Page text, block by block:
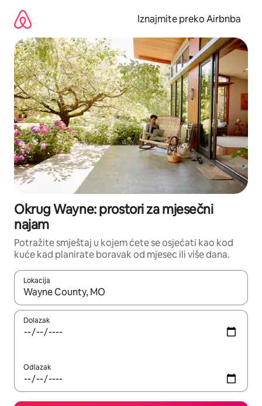
sadržaj
Iznajmite preko Airbnba
Okrug Wayne: prostori za mjesečni
najam
Potražite smještaj u kojem ćete se osjećati kao kod
kuće kad planirate boravak od mjesec ili više dana.
Lokacija
Kada budu dostupni rezultati, moći ćete ih pregledati
Dolazak
Odlazak